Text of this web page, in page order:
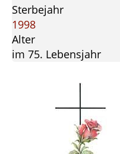
Sterbejahr
1998
Alter
im 75. Lebensjahr